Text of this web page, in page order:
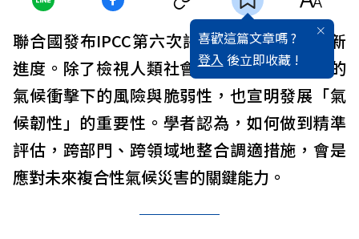
喜歡這篇文章嗎 ?
登入 後立即收藏 !
聯合國發布IPCC第六次評估報告（AR6）最新
進度。除了檢視人類社會及生態環境在人為的
氣候衝擊下的風險與脆弱性，也宣明發展「氣
候韌性」的重要性。學者認為，如何做到精準
評估，跨部門、跨領域地整合調適措施，會是
應對未來複合性氣候災害的關鍵能力。